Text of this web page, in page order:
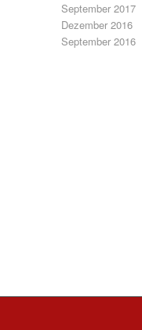
September 2017
Dezember 2016
September 2016